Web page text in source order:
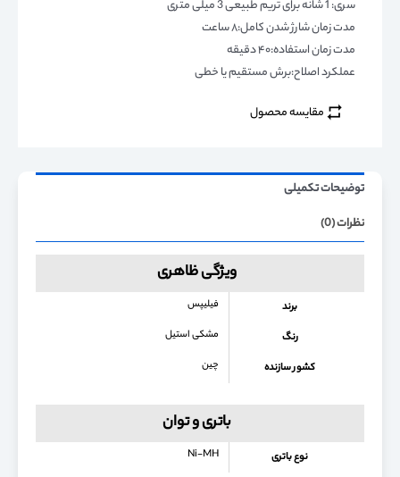
سری: 1 شانه برای تریم طبیعی 3 میلی متری
مدت زمان شارژ شدن کامل:۸ ساعت
مدت زمان استفاده:۴۰ دقیقه
عملکرد اصلاح:برش مستقیم یا خطی
مقایسه محصول
توضیحات تکمیلی
نظرات (0)
ویژگی ظاهری
برند فیلیپس
رنگ مشکی استیل
کشور سازنده چین
باتری و توان
نوع باتری Ni-MH